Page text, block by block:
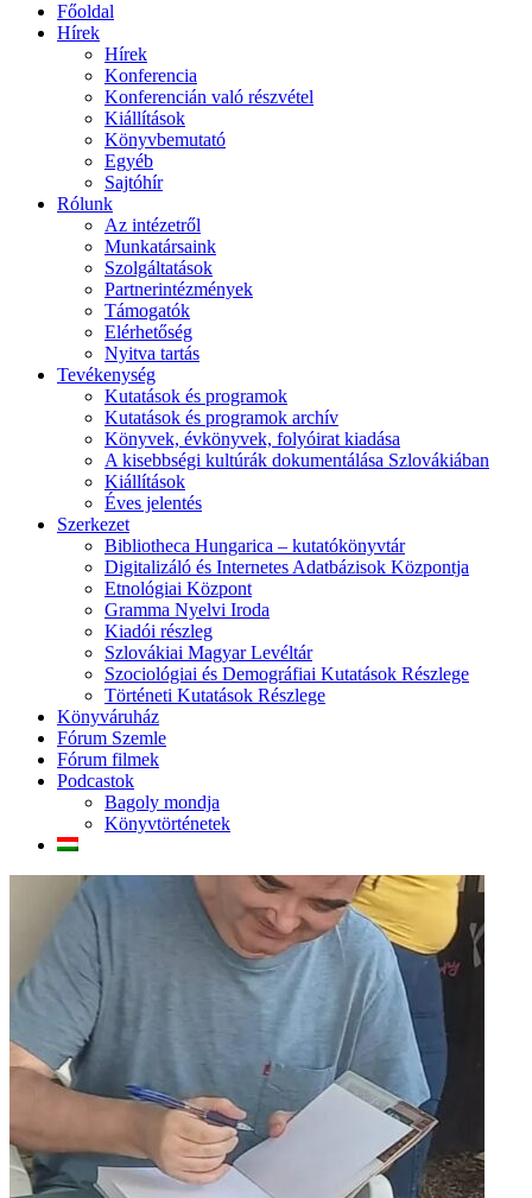
Főoldal
Hírek
Hírek
Konferencia
Konferencián való részvétel
Kiállítások
Könyvbemutató
Egyéb
Sajtóhír
Rólunk
Az intézetről
Munkatársaink
Szolgáltatások
Partnerintézmények
Támogatók
Elérhetőség
Nyitva tartás
Tevékenység
Kutatások és programok
Kutatások és programok archív
Könyvek, évkönyvek, folyóirat kiadása
A kisebbségi kultúrák dokumentálása Szlovákiában
Kiállítások
Éves jelentés
Szerkezet
Bibliotheca Hungarica – kutatókönyvtár
Digitalizáló és Internetes Adatbázisok Központja
Etnológiai Központ
Gramma Nyelvi Iroda
Kiadói részleg
Szlovákiai Magyar Levéltár
Szociológiai és Demográfiai Kutatások Részlege
Történeti Kutatások Részlege
Könyváruház
Fórum Szemle
Fórum filmek
Podcastok
Bagoly mondja
Könyvtörténetek